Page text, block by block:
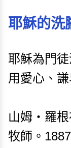
耶穌的洗
耶穌為門
用愛心、
山姆・羅
牧師。